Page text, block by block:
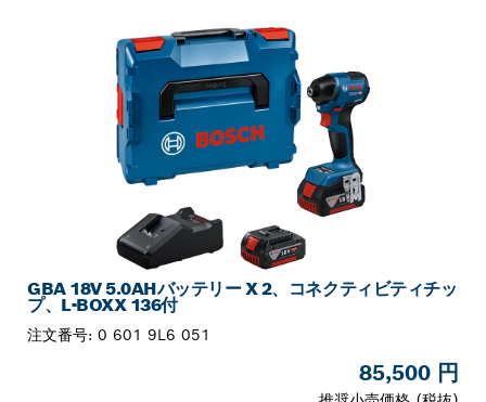
GBA 18V 5.0AHバッテリー X 2、コネクティビティチッ
プ、L-BOXX 136付
注文番号: 0 601 9L6 051
85,500 円